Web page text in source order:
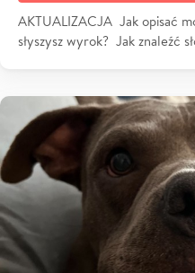
AKTUALIZACJA Jak opisać
słyszysz wyrok? Jak znaleźć